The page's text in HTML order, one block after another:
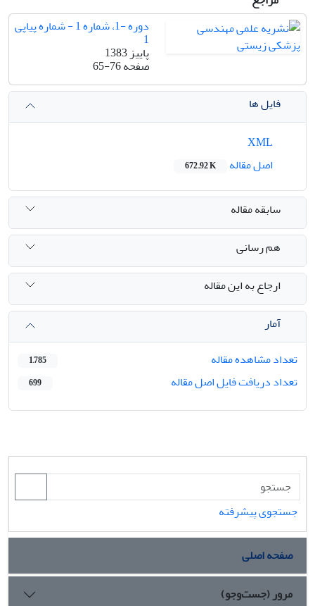
دوره -1، شماره 1 - شماره پیاپی
1
پاییز 1383
صفحه65-76
فایل ها
اصل مقاله
672.92 K
سابقه مقاله
هم رسانی
ارجاع به این مقاله
آمار
تعداد مشاهده مقاله
1,785
تعداد دریافت فایل اصل مقاله 699
جستجوی پیشرفته
صفحه اصلی
مرور (جست‌وجو)